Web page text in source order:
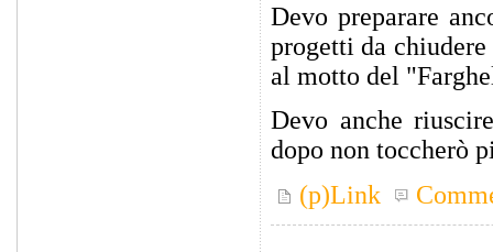
Devo preparare
progetti da
al motto del
Devo anche
dopo non toccherò
(p)Link